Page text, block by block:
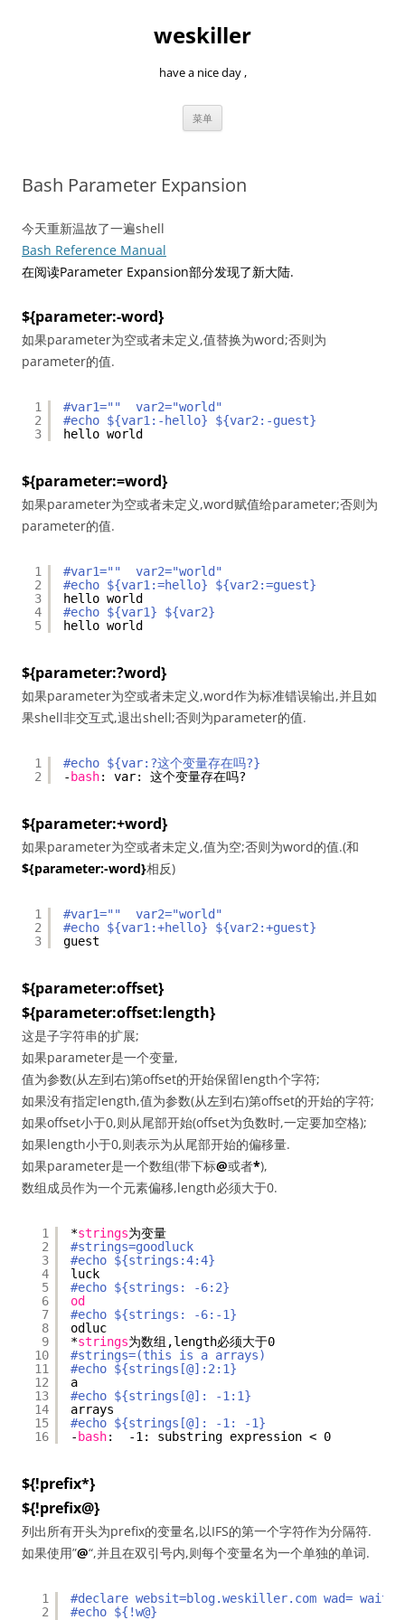
weskiller
have a nice day ,
菜单
Bash Parameter Expansion
今天重新温故了一遍shell
Bash Reference Manual
在阅读Parameter Expansion部分发现了新大陆.
${parameter:-word}
如果parameter为空或者未定义,值替换为word;否则为
parameter的值.
1
2
3
#var1=""  var2="world"
#echo ${var1:-hello} ${var2:-guest}
hello world
${parameter:=word}
如果parameter为空或者未定义,word赋值给parameter;否则为
parameter的值.
1
2
3
4
5
#var1=""  var2="world"
#echo ${var1:=hello} ${var2:=guest}
hello world
#echo ${var1} ${var2}
hello world
${parameter:?word}
如果parameter为空或者未定义,word作为标准错误输出,并且如
果shell非交互式,退出shell;否则为parameter的值.
1
2
#echo ${var:?这个变量存在吗?}
- bash: var: 这个变量存在吗?
${parameter:+word}
如果parameter为空或者未定义,值为空;否则为word的值.(和
${parameter:-word}相反)
1
2
3
#var1=""  var2="world"
#echo ${var1:+hello} ${var2:+guest}
guest
${parameter:offset}
${parameter:offset:length}
这是子字符串的扩展;
如果parameter是一个变量,
值为参数(从左到右)第offset的开始保留length个字符;
如果没有指定length,值为参数(从左到右)第offset的开始的字符;
如果offset小于0,则从尾部开始(offset为负数时,一定要加空格);
如果length小于0,则表示为从尾部开始的偏移量.
如果parameter是一个数组(带下标@或者*),
数组成员作为一个元素偏移,length必须大于0.
1
2
3
4
5
6
7
8
9
10
11
12
13
14
15
16
*strings为变量
#strings=goodluck
#echo ${strings:4:4}
luck
#echo ${strings: -6:2}
od
#echo ${strings: -6:-1}
odluc
*strings为数组,length必须大于0
#strings=(this is a arrays)
#echo ${strings[@]:2:1}
a
#echo ${strings[@]: -1:1}
arrays
#echo ${strings[@]: -1: -1}
- bash:  -1: substring expression < 0
${!prefix*}
${!prefix@}
列出所有开头为prefix的变量名,以IFS的第一个字符作为分隔符.
如果使用”@“,并且在双引号内,则每个变量名为一个单独的单词.
1
2
#declare websit=blog.weskiller.com wad= wait=3
#echo ${!w@}